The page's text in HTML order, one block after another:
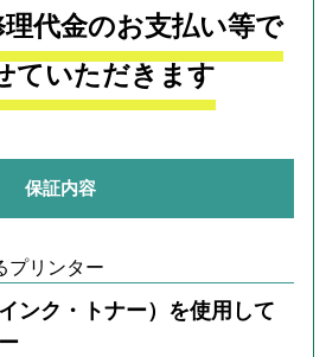
代金のお支払い等で
ていただきます
保証内容
プリンター
ンク・トナー）を使用して